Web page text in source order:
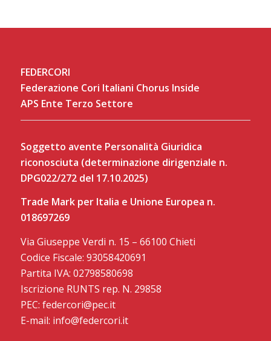
FEDERCORI
Federazione Cori Italiani Chorus Inside
APS Ente Terzo Settore
Soggetto avente Personalità Giuridica
riconosciuta (determinazione dirigenziale n.
DPG022/272 del 17.10.2025)
Trade Mark per Italia e Unione Europea n.
018697269
Via Giuseppe Verdi n. 15 – 66100 Chieti
Codice Fiscale: 93058420691
Partita IVA: 02798580698
Iscrizione RUNTS rep. N. 29858
PEC: federcori@pec.it
E-mail: info@federcori.it